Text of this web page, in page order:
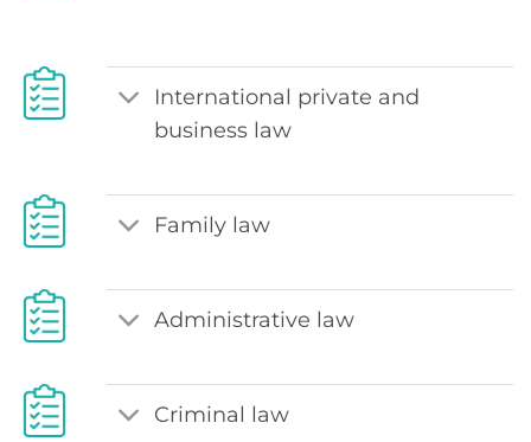
International private and
business law
Family law
Administrative law
Criminal law